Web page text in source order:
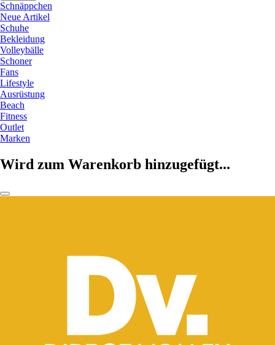
Schnäppchen
Neue Artikel
Schuhe
Bekleidung
Volleybälle
Schoner
Fans
Lifestyle
Ausrüstung
Beach
Fitness
Outlet
Marken
Wird zum Warenkorb hinzugefügt...